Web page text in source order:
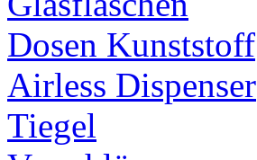
Dosen Kunststoff
Airless Dispenser
Tiegel